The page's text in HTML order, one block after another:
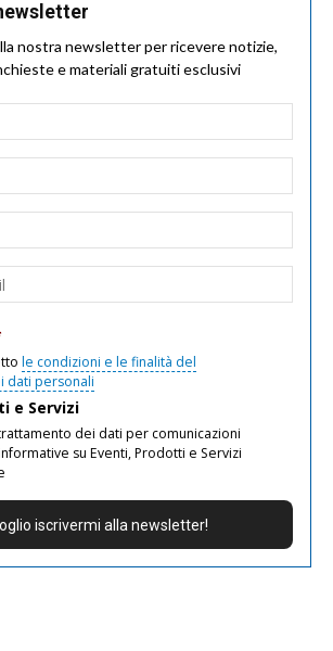
nostra newsletter per ricevere notizie,
e materiali gratuiti esclusivi
le condizioni e le finalità del
dati personali
e Servizi
dei dati per comunicazioni
su Eventi, Prodotti e Servizi